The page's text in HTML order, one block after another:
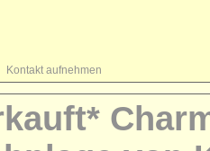
Kontakt aufnehmen